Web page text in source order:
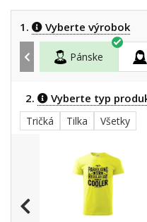
1. Vyberte výrobok
Pánske
2. Vyberte typ
Tričká Tilka Všetky